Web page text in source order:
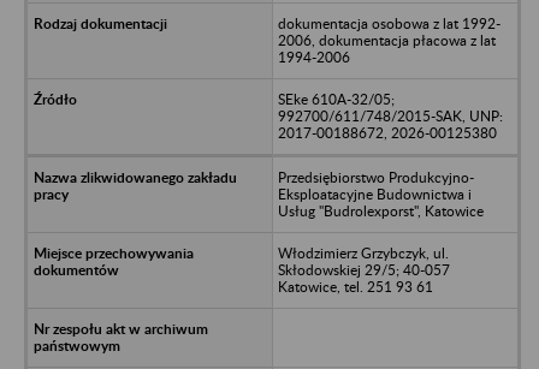
dokumentacja osobowa z lat 1992-
2006, dokumentacja płacowa z lat
1994-2006
SEke 610A-32/05;
992700/611/748/2015-SAK, UNP:
2017-00188672, 2026-00125380
Przedsiębiorstwo Produkcyjno-
Eksploatacyjne Budownictwa i
Usług "Budrolexporst", Katowice
Włodzimierz Grzybczyk, ul.
Skłodowskiej 29/5; 40-057
Katowice, tel. 251 93 61